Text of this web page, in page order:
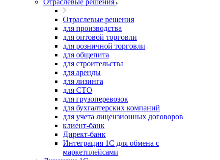
Отраслевые решения
Отраслевые решения
для производства
для оптовой торговли
для розничной торговли
для общепита
для строительства
для аренды
для лизинга
для СТО
для грузоперевозок
для бухгалтерских компаний
для учета лицензионных договоров
клиент-банк
Директ-банк
Интеграция 1C для обмена с
маркетплейсами